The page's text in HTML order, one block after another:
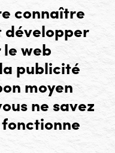
connaître
web
publicité
moyen
ne savez